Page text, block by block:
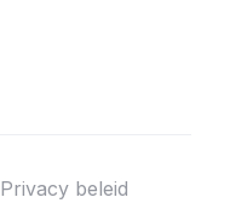
Privacy beleid